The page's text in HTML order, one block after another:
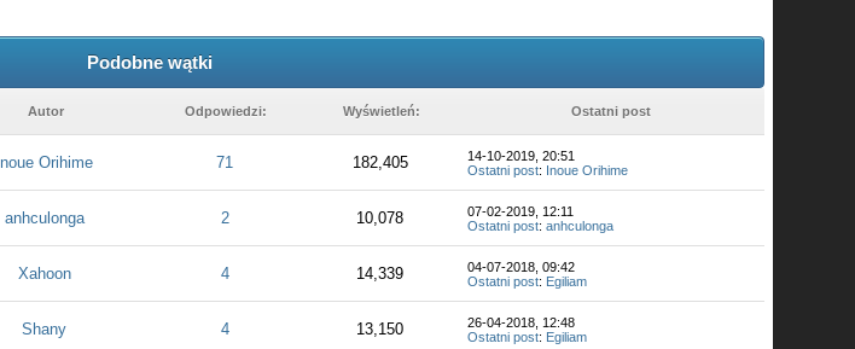
Podobne wątki
Autor Odpowiedzi: Wyświetleń: Ostatni post
Inoue Orihime 71 182,405
14-10-2019, 20:51
Ostatni post: Inoue Orihime
anhculonga 2 10,078
07-02-2019, 12:11
Ostatni post:anhculonga
Xahoon 4 14,339
04-07-2018, 09:42
Ostatni post: Egiliam
Shany 4 13,150
26-04-2018, 12:48
Ostatni post: Egiliam